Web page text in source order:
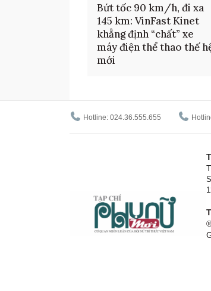
Bứt tốc 90 km/h, đi xa
145 km: VinFast Kinet
khẳng định “chất” xe
máy điện thể thao thế
mới
Hotline: 024.36.555.655